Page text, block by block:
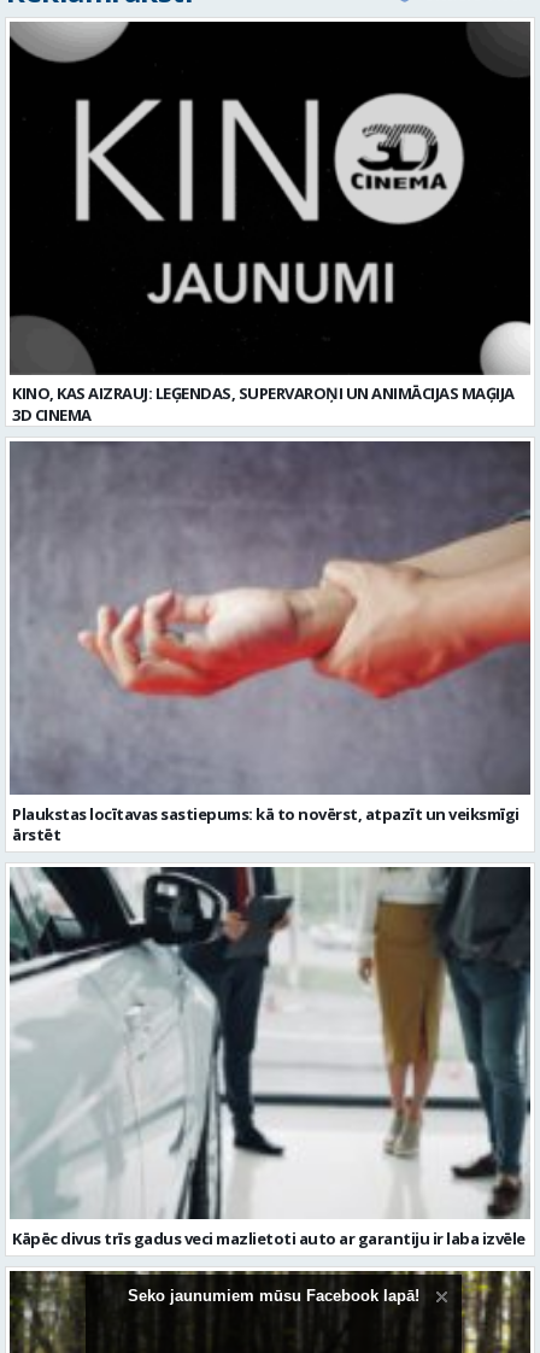
Plaukstas locītavas sastiepums: kā to novērst, atpazīt un veiksmīgi
Kāpēc divus trīs gadus veci mazlietoti auto ar garantiju ir laba izvēle
Seko jaunumiem mūsu Facebook lapā!